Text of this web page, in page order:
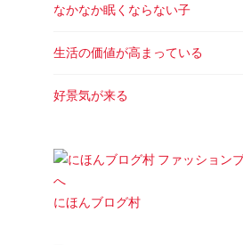
なかなか眠くならない子
生活の価値が高まっている
好景気が来る
にほんブログ村